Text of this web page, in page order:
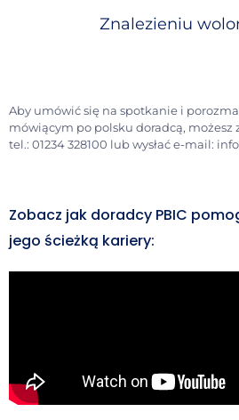
Znalezieniu
Aby umówić się na spotkanie i
mówiącym po polsku doradcą, możesz
tel.: 01234 328100 lub wysłać e-mail:
Zobacz jak doradcy PBIC
jego ścieżką kariery: